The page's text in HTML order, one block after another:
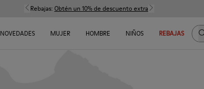
Rebajas: Obtén un 10% de descuento extra
NOVEDADES MUJER HOMBRE NIÑOS REBAJAS